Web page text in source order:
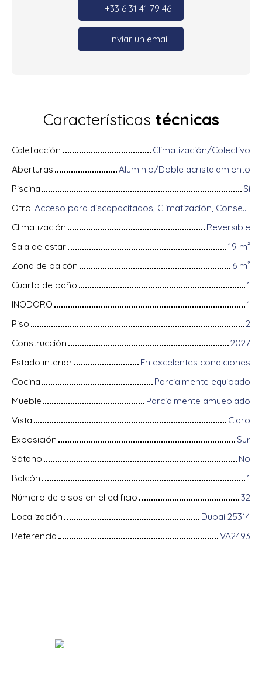
+33 6 31 41 79 46
Enviar un email
Características técnicas
Calefacción
Climatización/Colectivo
Aberturas
Aluminio/Doble acristalamiento
Piscina
Sí
Otro
Acceso para discapacitados, Climatización, Conserje, Equipos domóticos, Fibra óptica, Guardián, Intercomunicador, Portón motorizado, Sistema de alarma, Videófono
Climatización
Reversible
Sala de estar
19 m²
Zona de balcón
6 m²
Cuarto de baño
1
INODORO
1
Piso
2
Construcción
2027
Estado interior
En excelentes condiciones
Cocina
Parcialmente equipado
Mueble
Parcialmente amueblado
Vista
Claro
Exposición
Sur
Sótano
No
Balcón
1
Número de pisos en el edificio
32
Localización
Dubai 25314
Referencia
VA2493